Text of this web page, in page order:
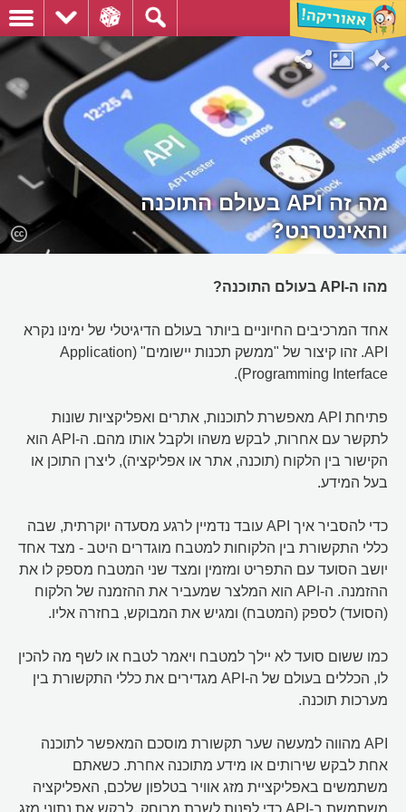
מה זה API בעולם התוכנה
והאינטרנט?
מהו ה-API בעולם התוכנה?
אחד המרכיבים החיוניים ביותר בעולם הדיגיטלי של ימינו נקרא
API. זהו קיצור של "ממשק תכנות יישומים" (Application
Programming Interface).
פתיחת API מאפשרת לתוכנות, אתרים ואפליקציות שונות
לתקשר עם אחרות, לבקש משהו ולקבל אותו מהם. ה-API הוא
הקישור בין הלקוח (תוכנה, אתר או אפליקציה), ליצרן התוכן או
בעל המידע.
כדי להסביר איך API עובד נדמיין לרגע מסעדה יוקרתית, שבה
כללי התקשורת בין הלקוחות למטבח מוגדרים היטב - מצד אחד
יושב הסועד עם התפריט ומזמין ומצד שני המטבח מספק לו את
ההזמנה. ה-API הוא המלצר שמעביר את ההזמנה של הלקוח
(הסועד) לספק (המטבח) ומגיש את המבוקש, בחזרה אליו.
כמו ששום סועד לא יילך למטבח ויאמר לטבח או לשף מה להכין
לו, הכללים בעולם של ה-API מגדירים את כללי התקשורת בין
מערכות תוכנה.
API מהווה למעשה שער תקשורת מוסכם המאפשר לתוכנה
אחת לבקש שירותים או מידע מתוכנה אחרת. כשאתם
משתמשים באפליקציית מזג אוויר בטלפון שלכם, האפליקציה
משתמשת ב-API כדי לפנות לשרת מרוחק, לבקש את נתוני מזג